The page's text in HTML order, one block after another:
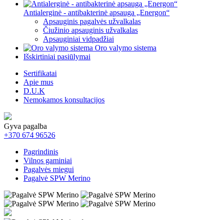
Antialerginė - antibakterinė apsauga „Energon“
Apsauginis pagalvės užvalkalas
Čiužinio apsauginis užvalkalas
Apsauginiai vidpadžiai
Oro valymo sistema
Išskirtiniai pasiūlymai
Sertifikatai
Apie mus
D.U.K
Nemokamos konsultacijos
Gyva pagalba
+370 674 96526
Pagrindinis
Vilnos gaminiai
Pagalvės miegui
Pagalvė SPW Merino